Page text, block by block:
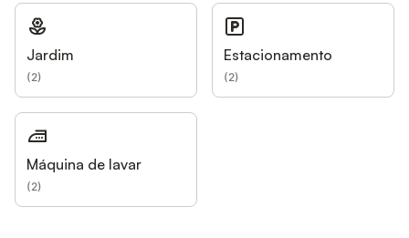
Jardim
(2)
Estacionamento
(2)
Máquina de lavar
(2)